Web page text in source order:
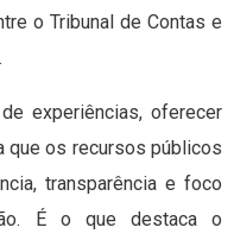
o Tribunal de Contas e
experiências, oferecer
que os recursos públicos
transparência e foco
É o que destaca o